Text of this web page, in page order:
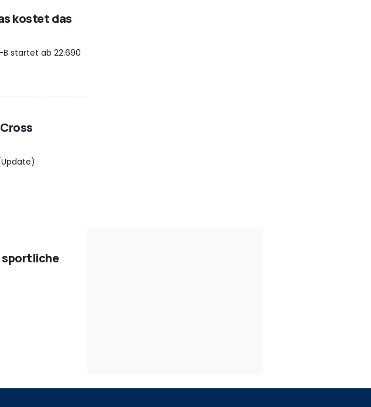
kostet das
startet ab 22.690
sportliche